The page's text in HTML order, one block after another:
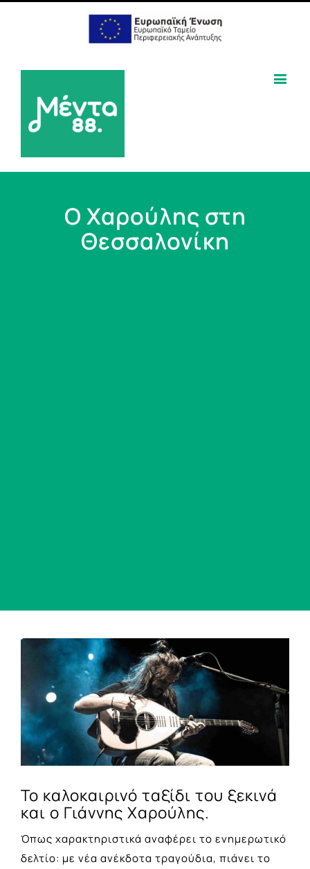
Ο Χαρούλης στη
Θεσσαλονίκη
View
Image
Το καλοκαιρινό ταξίδι του ξεκινά
και ο Γιάννης Χαρούλης.
Όπως χαρακτηριστικά αναφέρει το ενημερωτικό
δελτίο: με νέα ανέκδοτα τραγούδια, πιάνει το